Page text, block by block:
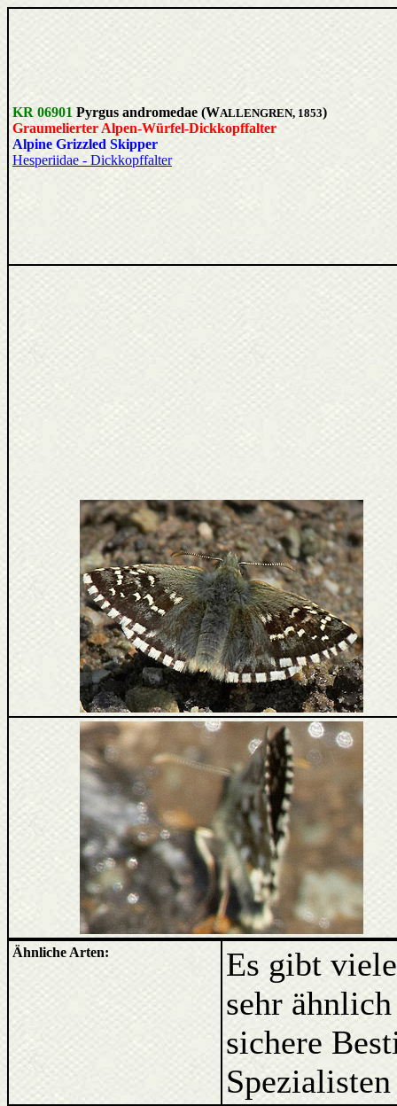
KR 06901 Pyrgus andromedae (WALLENGREN, 1853)
Graumelierter Alpen-Würfel-Dickkopffalter
Alpine Grizzled Skipper
Hesperiidae - Dickkopffalter
Ähnliche Arten:
Es gibt
sehr
sichere